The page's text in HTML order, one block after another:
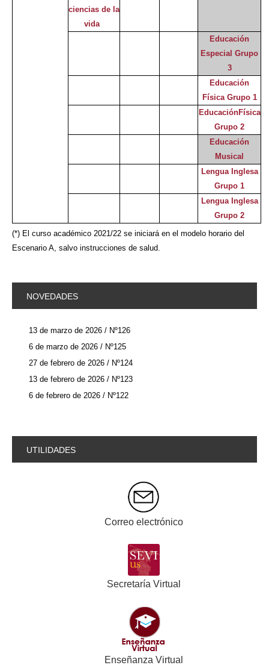
ciencias de la
vida
Educación
Especial Grupo
3
Educación
Física Grupo 1
EducaciónFísica
Grupo 2
Educación
Musical
Lengua Inglesa
Grupo 1
Lengua Inglesa
Grupo 2
(*) El curso académico 2021/22 se iniciará en el modelo horario del
Escenario A, salvo instrucciones de salud.
NOVEDADES
13 de marzo de 2026 / Nº126
6 de marzo de 2026 / Nº125
27 de febrero de 2026 / Nº124
13 de febrero de 2026 / Nº123
6 de febrero de 2026 / Nº122
UTILIDADES
Correo electrónico
Secretaría Virtual
Enseñanza Virtual